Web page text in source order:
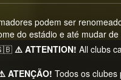
podem ser
do estádio e até mudar
⚠️ ATTENTION! All clubs
ATENÇÃO! Todos os